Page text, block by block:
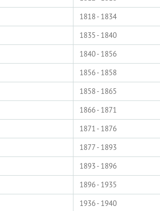
1818 - 1834
1835 - 1840
1840 - 1856
1856 - 1858
1858 - 1865
1866 - 1871
1871 - 1876
1877 - 1893
1893 - 1896
1896 - 1935
1936 - 1940